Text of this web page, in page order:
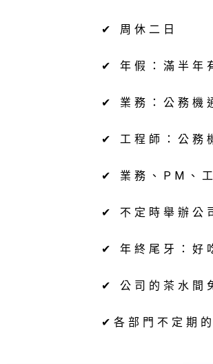
✔ 周休二日
✔ 年假：滿半年
✔ 業務：公務機
✔ 工程師：公務
✔ 業務、PM、
✔ 不定時舉辦公
✔ 年終尾牙：好
✔ 公司的茶水間
✔各部門不定期